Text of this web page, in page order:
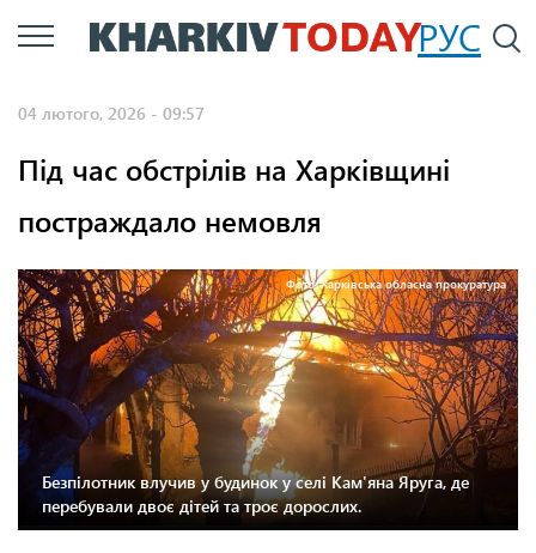
Перейти
до
РУС
04 лютого, 2026 - 09:57
Під час обстрілів на Харківщині
постраждало немовля
Фото: Харківська обласна прокуратура
Безпілотник влучив у будинок у селі Кам'яна Яруга, де
перебували двоє дітей та троє дорослих.